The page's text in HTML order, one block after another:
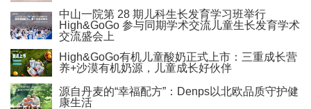
中山一院第 28 期儿科生长发育学习班举行
High&GoGo 参与同期学术交流儿童生长发育学术
交流盛会上
High&GoGo有机儿童酸奶正式上市：三重成长营
养+沙漠有机奶源，儿童成长好伙伴
源自丹麦的“幸福配方”：Denps以北欧品质守护健
康生活